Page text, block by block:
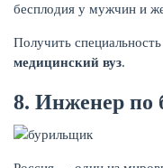
бесплодия у мужчин и
Получить
медицинский вуз.
8. Инженер по